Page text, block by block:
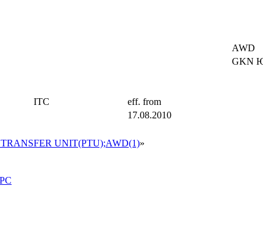
AWD
GKN
ITC eff. from
17.08.2010
UNIT(PTU);AWD(1)»